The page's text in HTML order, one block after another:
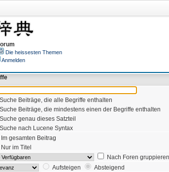
Die heissesten Themen
Anmelden
Suche Beiträge, die alle Begriffe enthalten
Suche Beiträge, die mindestens einen der Begriffe enthalten
Suche genau dieses Satzteil
Suche nach Lucene Syntax
Im gesamten Beitrag
Nur im Titel
Nach Foren gruppieren
Aufsteigen
Absteigend